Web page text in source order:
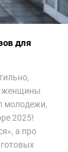
для
женщины
молодежи,
2025!
а про